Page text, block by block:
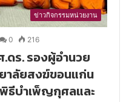
ข่าวกิจกรรมหน่วยงาน
0 216
ร. รองผู้อำนวย
าลัยสงฆ์ขอนแก่น
ธีบำเพ็ญกุศลและ